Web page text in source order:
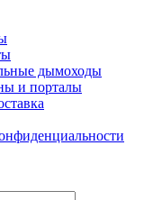
дымоходы
и порталы